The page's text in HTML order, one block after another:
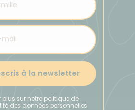
PLACE :
ou minibus privatifs dans les 2
tout-terrain de Tachkent à
au Tadjikistan, le transport
effectué par des mules
muletiers (env 1 mule par
à la newsletter
plus sur notre politique de
des données personnelles